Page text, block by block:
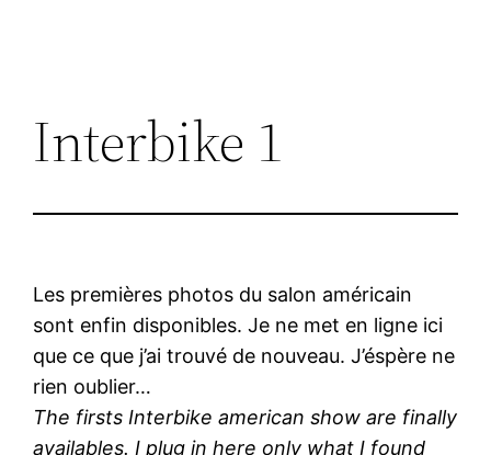
Interbike 1
Les premières photos du salon américain
sont enfin disponibles. Je ne met en ligne ici
que ce que j’ai trouvé de nouveau. J’éspère ne
rien oublier…
The firsts Interbike american show are finally
availables. I plug in here only what I found